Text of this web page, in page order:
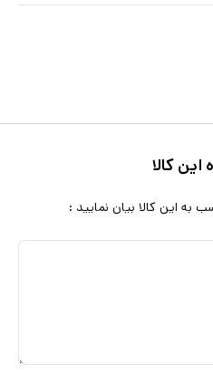
کالا
به این کالا بیان نمایید :